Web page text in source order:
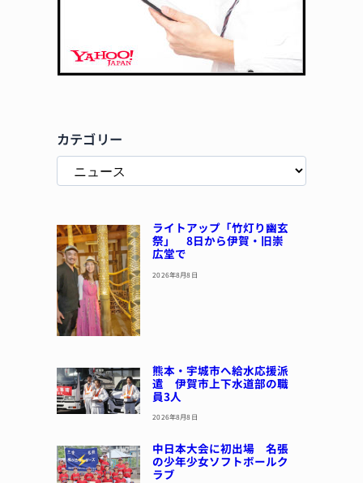
カテゴリー
ライトアップ「竹灯り幽玄
祭」 8日から伊賀・旧崇
広堂で
2026年8月8日
熊本・宇城市へ給水応援派
遣 伊賀市上下水道部の職
員3人
2026年8月8日
中日本大会に初出場 名張
の少年少女ソフトボールク
ラブ